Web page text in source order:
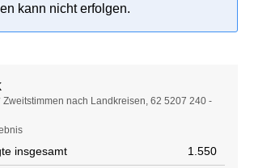
kann nicht erfolgen.
nach Landkreisen, 62 5207 240 -
insgesamt 1.550